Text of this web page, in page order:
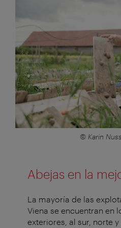
© Karin
Abejas en la
La mayoría de las
Viena se encuentran en
exteriores, al sur, norte y